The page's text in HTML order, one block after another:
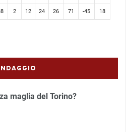
2 12 24 26 71 -45 18
maglia del Torino?